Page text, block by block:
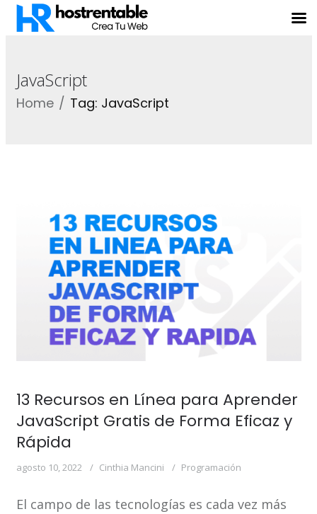
JavaScript
Home Tag: JavaScript
13 Recursos en Línea para Aprender
JavaScript Gratis de Forma Eficaz y
Rápida
agosto 10, 2022 Cinthia Mancini Programación
El campo de las tecnologías es cada vez más